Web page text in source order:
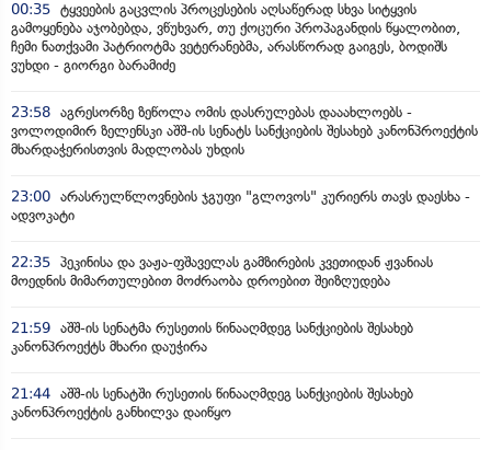
00:35 ტყვეების გაცვლის პროცესების აღსაწერად სხვა სიტყვის
გამოყენება აჯობებდა, ვწუხვარ, თუ ქოცური პროპაგანდის წყალობით,
ჩემი ნათქვამი პატრიოტმა ვეტერანებმა, არასწორად გაიგეს, ბოდიშს
ვუხდი - გიორგი ბარამიძე
23:58 აგრესორზე ზეწოლა ომის დასრულებას დააახლოებს -
ვოლოდიმირ ზელენსკი აშშ-ის სენატს სანქციების შესახებ კანონპროექტის
მხარდაჭერისთვის მადლობას უხდის
23:00 არასრულწლოვნების ჯგუფი "გლოვოს" კურიერს თავს დაესხა -
ადვოკატი
22:35 პეკინისა და ვაჟა-ფშაველას გამზირების კვეთიდან ჟვანიას
მოედნის მიმართულებით მოძრაობა დროებით შეიზღუდება
21:59 აშშ-ის სენატმა რუსეთის წინააღმდეგ სანქციების შესახებ
კანონპროექტს მხარი დაუჭირა
21:44 აშშ-ის სენატში რუსეთის წინააღმდეგ სანქციების შესახებ
კანონპროექტის განხილვა დაიწყო